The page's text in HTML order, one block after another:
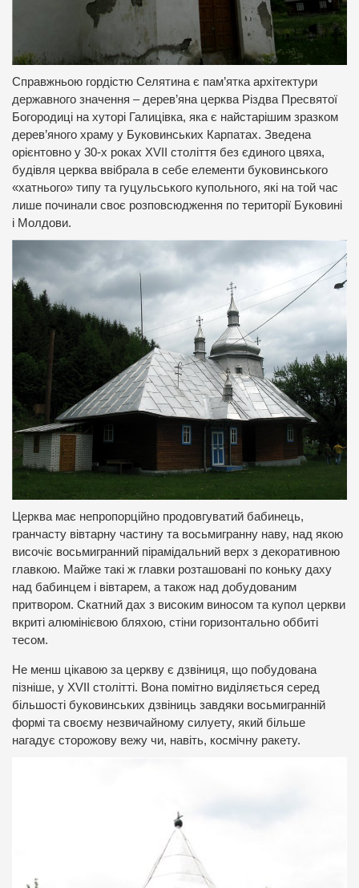
Справжньою гордістю Селятина є пам’ятка архітектури
державного значення – дерев’яна церква Різдва Пресвятої
Богородиці на хуторі Галицівка, яка є найстарішим зразком
дерев’яного храму у Буковинських Карпатах. Зведена
орієнтовно у 30-х роках XVII століття без єдиного цвяха,
будівля церква ввібрала в себе елементи буковинського
«хатнього» типу та гуцульського купольного, які на той час
лише починали своє розповсюдження по території Буковині
і Молдови.
Церква має непропорційно продовгуватий бабинець,
гранчасту вівтарну частину та восьмигранну наву, над якою
височіє восьмигранний пірамідальний верх з декоративною
главкою. Майже такі ж главки розташовані по коньку даху
над бабинцем і вівтарем, а також над добудованим
притвором. Скатний дах з високим виносом та купол церкви
вкриті алюмінієвою бляхою, стіни горизонтально оббиті
тесом.
Не менш цікавою за церкву є дзвіниця, що побудована
пізніше, у XVII столітті. Вона помітно виділяється серед
більшості буковинських дзвіниць завдяки восьмигранній
формі та своєму незвичайному силуету, який більше
нагадує сторожову вежу чи, навіть, космічну ракету.